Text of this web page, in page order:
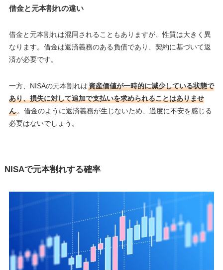
借金と元本割れの違い
借金と元本割れは混同されることもありますが、性質は大きく異
なります。借金は返済義務のある負債であり、契約に基づいて返
済が必要です。
一方、NISAの元本割れは資産価値が一時的に減少している状態で
あり、損失に対して追加で支払いを求められることはありませ
ん。借金のように返済義務が生じないため、過度に不安を感じる
必要はないでしょう。
NISAで元本割れする確率